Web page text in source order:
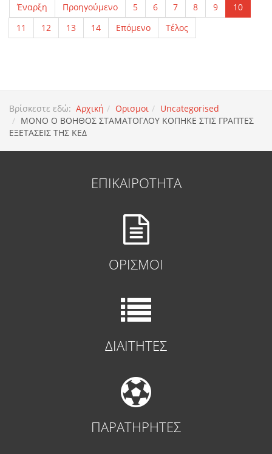
Έναρξη Προηγούμενο 5 6 7 8 9
10
11
12 13 14 Επόμενο Τέλος
Βρίσκεστε εδώ: Αρχική Ορισμοι
Uncategorised
ΜΟΝΟ Ο ΒΟΗΘΟΣ ΣΤΑΜΑΤΟΓΛΟΥ ΚΟΠΗΚΕ ΣΤΙΣ ΓΡΑΠΤΕΣ
ΕΞΕΤΑΣΕΙΣ ΤΗΣ ΚΕΔ
ΕΠΙΚΑΙΡΟΤΗΤΑ
ΟΡΙΣΜΟΙ
ΔΙΑΙΤΗΤΕΣ
ΠΑΡΑΤΗΡΗΤΕΣ